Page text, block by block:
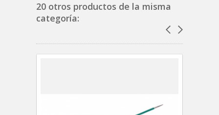
20 otros productos de la misma
categoría: